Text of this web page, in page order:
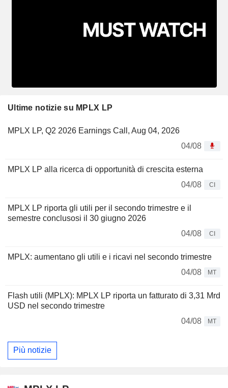
Ultime notizie su MPLX LP
MPLX LP, Q2 2026 Earnings Call, Aug 04, 2026
04/08
MPLX LP alla ricerca di opportunità di crescita esterna
04/08
CI
MPLX LP riporta gli utili per il secondo trimestre e il
semestre conclusosi il 30 giugno 2026
04/08
CI
MPLX: aumentano gli utili e i ricavi nel secondo trimestre
04/08
MT
Flash utili (MPLX): MPLX LP riporta un fatturato di 3,31 Mrd
USD nel secondo trimestre
04/08
MT
Più notizie